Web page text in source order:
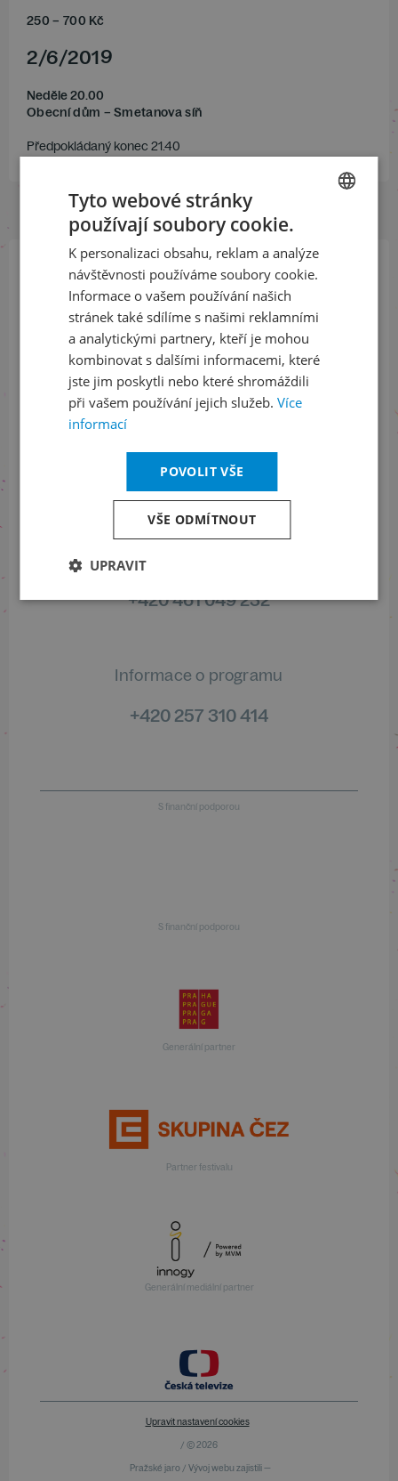
250 – 700 Kč
2/6/2019
Neděle 20.00
Obecní dům – Smetanova síň
Předpokládaný konec 21.40
Přihlaste se k našemu newsletteru
a buďte jako první v obraze
ODEBÍRAT NEWSLETTER
LinkedIn
Informace o stavu objednávek
+420 461 049 232
Informace o programu
+420 257 310 414
S finanční podporou
S finanční podporou
Generální partner
Partner festivalu
Generální mediální partner
Upravit nastavení cookies
/ © 2026
Pražské jaro / Vývoj webu zajistili —
ENGLISH
Tyto webové stránky
používají soubory cookie.
K personalizaci obsahu, reklam a analýze
návštěvnosti používáme soubory cookie.
Informace o vašem používání našich
stránek také sdílíme s našimi reklamními
a analytickými partnery, kteří je mohou
kombinovat s dalšími informacemi, které
jste jim poskytli nebo které shromáždili
při vašem používání jejich služeb. Více
informací
POVOLIT VŠE
VŠE ODMÍTNOUT
UPRAVIT